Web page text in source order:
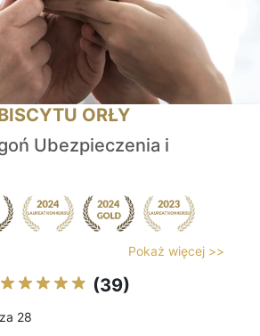
ORŁY
Ubezpieczenia i
Pokaż więcej >>
(39)
28